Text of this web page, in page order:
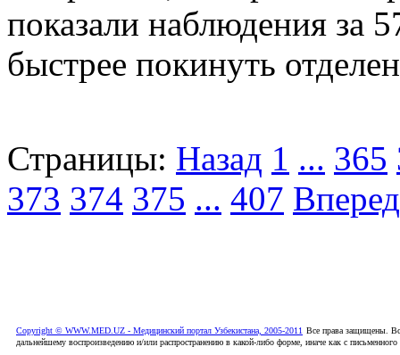
показали наблюдения за
быстрее покинуть
Страницы: Назад 1 ... 365
373 374 375 ... 407 Вперед
Copyright © WWW.MED.UZ - Медицинский портал Узбекистана, 2005-2011 Все права защищены.
дальнейшему воспроизведению и/или распространению в какой-либо форме, иначе как с